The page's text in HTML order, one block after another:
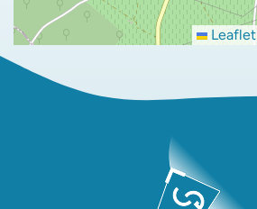
Leaflet